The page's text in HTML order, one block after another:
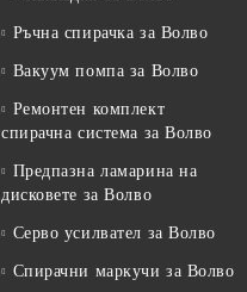
Ръчна спирачка за Волво
Вакуум помпа за Волво
Ремонтен комплект
спирачна система за Волво
Предпазна ламарина на
дисковете за Волво
Серво усилвател за Волво
Спирачни маркучи за Волво